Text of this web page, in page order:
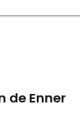
de Enner